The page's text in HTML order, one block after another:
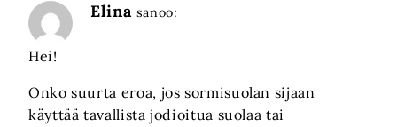
Elina sanoo:
Hei!
Onko suurta eroa, jos sormisuolan sijaan
käyttää tavallista jodioitua suolaa tai